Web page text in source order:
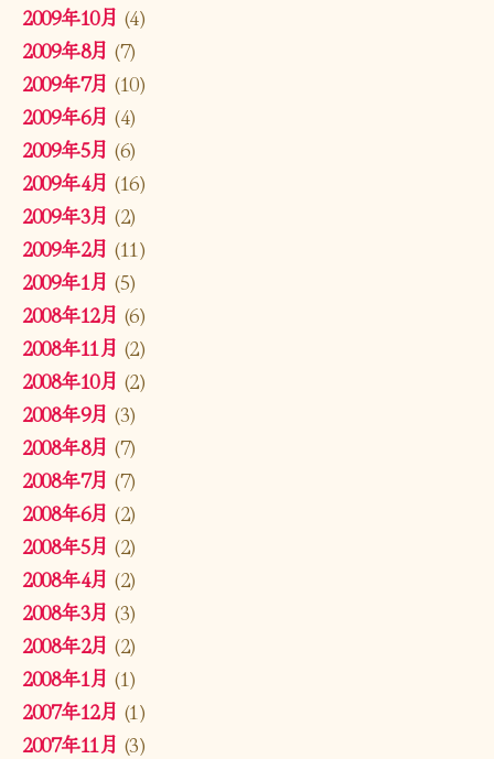
2009年10月 (4)
2009年8月 (7)
2009年7月 (10)
2009年6月 (4)
2009年5月 (6)
2009年4月 (16)
2009年3月 (2)
2009年2月 (11)
2009年1月 (5)
2008年12月 (6)
2008年11月 (2)
2008年10月 (2)
2008年9月 (3)
2008年8月 (7)
2008年7月 (7)
2008年6月 (2)
2008年5月 (2)
2008年4月 (2)
2008年3月 (3)
2008年2月 (2)
2008年1月 (1)
2007年12月 (1)
2007年11月 (3)